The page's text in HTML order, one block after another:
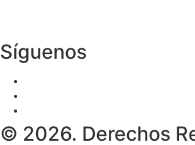
Síguenos
© 2026. Derechos